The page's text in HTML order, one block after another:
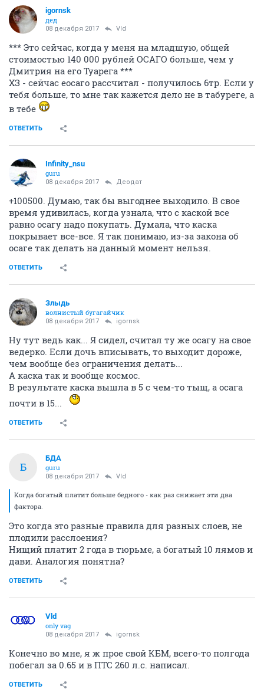
igornsk
дед
08 декабря 2017 Vld
*** Это сейчас, когда у меня на младшую, общей
стоимостью 140 000 рублей ОСАГО больше, чем у
Дмитрия на его Туарега ***
ХЗ - сейчас еосаго рассчитал - получилось 6тр. Если у
тебя больше, то мне так кажется дело не в табуреге, а
в тебе
ОТВЕТИТЬ
Infinity_nsu
guru
08 декабря 2017 Деодат
+100500. Думаю, так бы выгоднее выходило. В свое
время удивилась, когда узнала, что с каской все
равно осагу надо покупать. Думала, что каска
покрывает все-все. Я так понимаю, из-за закона об
осаге так делать на данный момент нельзя.
ОТВЕТИТЬ
Злыдь
волнистый бугагайчик
08 декабря 2017 igornsk
Ну тут ведь как... Я сидел, считал ту же осагу на свое
ведерко. Если дочь вписывать, то выходит дороже,
чем вообще без ограничения делать...
А каска так и вообще космос.
В результате каска вышла в 5 с чем-то тыщ, а осага
почти в 15...
ОТВЕТИТЬ
Б
БДА
guru
08 декабря 2017 Vld
Когда богатый платит больше бедного - как раз снижает эти два
фактора.
Это когда это разные правила для разных слоев, не
плодили расслоения?
Нищий платит 2 года в тюрьме, а богатый 10 лямов и
дави. Аналогия понятна?
ОТВЕТИТЬ
Vld
only vag
08 декабря 2017 igornsk
Конечно во мне, я ж прое свой КБМ, всего-то полгода
побегал за 0.65 и в ПТС 260 л.с. написал.
ОТВЕТИТЬ